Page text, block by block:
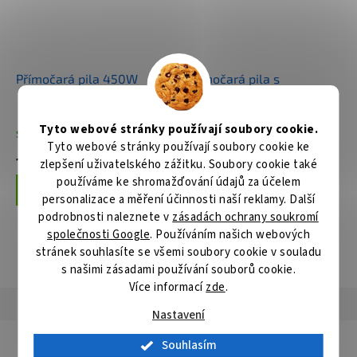
Tyto webové stránky používají soubory cookie.
Tyto webové stránky používají soubory cookie ke
zlepšení uživatelského zážitku. Soubory cookie také
používáme ke shromažďování údajů za účelem
personalizace a měření účinnosti naší reklamy. Další
podrobnosti naleznete v zásadách ochrany soukromí
společnosti Google. Používáním našich webových
stránek souhlasíte se všemi soubory cookie v souladu
s našimi zásadami používání souborů cookie.
Více informacízde.
Nastavení
Souhlasím
Přímočará pila 450W
Skladem
1 697 Kč
Do košíku
Přímočará pila s
regulací,450W
Skladem
1 869 Kč
Do košíku
ZOBRAZIT VŠECHNY SOUVISEJÍCÍ PRODUKTY
Detailní popis produktu